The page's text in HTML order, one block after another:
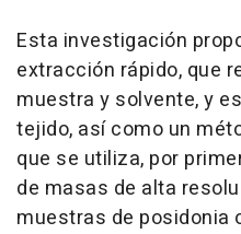
Esta investigación
extracción rápido, que
muestra y solvente, y
tejido, así como un
que se utiliza, por
de masas de alta
muestras de posidonia